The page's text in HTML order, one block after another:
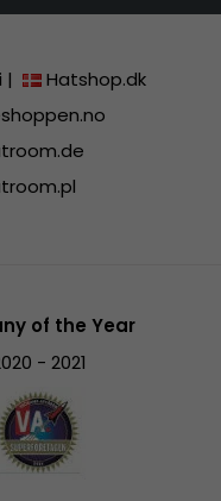
|
Hatshop.dk
of the Year
- 2021